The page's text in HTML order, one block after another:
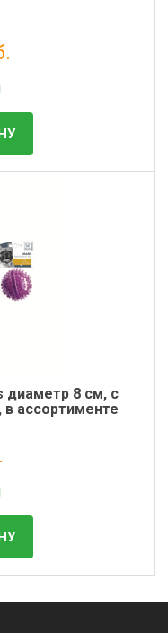
диаметр 8 см, с
ассортименте